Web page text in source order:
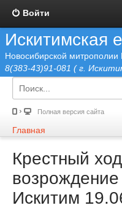
Войти
Искитимская
Новосибирской митрополии
8(383-43)91-081 ( г.
Полная версия сайта
Главная
Крестный
возрождение
Искитим